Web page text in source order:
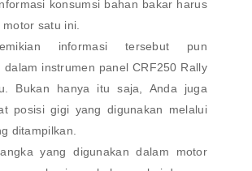
konsumsi bahan bakar harus
satu ini.
informasi tersebut pun
dalam instrumen panel CRF250 Rally
Bukan hanya itu saja, Anda juga
posisi gigi yang digunakan melalui
ditampilkan.
yang digunakan dalam motor